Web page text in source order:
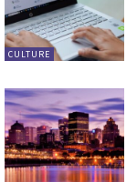
CULTURE